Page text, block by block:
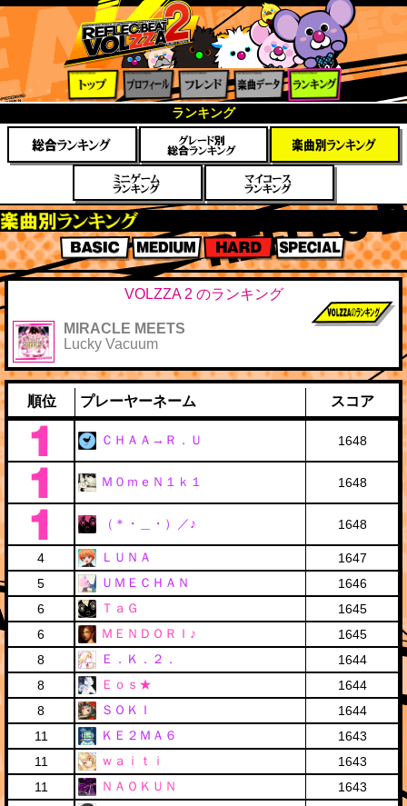
ィール
フレン
ド
楽曲デ
ータ
ング
ランキング
楽曲別スコアランキング
BASIC MEDIUM HARD SPECIAL
VOLZZA 2 のランキング
MIRACLE MEETS
Lucky Vacuum
順位 プレーヤーネーム スコア
ＣＨＡＡ→Ｒ．Ｕ 1648
Ｍ０ｍｅＮ１ｋ１ 1648
（＊・＿・）／♪ 1648
4 ＬＵＮＡ
1647
5
ＵＭＥＣＨＡＮ
1646
6
ＴａＧ
1645
6
ＭＥＮＤＯＲＩ♪
1645
8
Ｅ．Ｋ．２．
1644
8
Ｅｏｓ★
1644
8
ＳＯＫＩ
1644
11
ＫＥ２ＭＡ６
1643
11
ｗａｉｔｉ
1643
11
ＮＡＯＫＵＮ
1643